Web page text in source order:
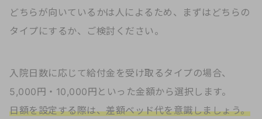
どちらが向いているかは人によるため、まずはどちらの
タイプにするか、ご検討ください。
入院日数に応じて給付金を受け取るタイプの場合、
5,000円・10,000円といった金額から選択します。
日額を設定する際は、差額ベッド代を意識しましょう。